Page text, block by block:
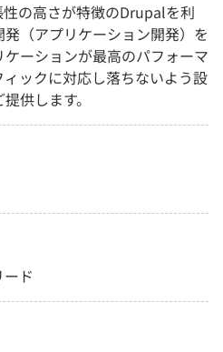
の高さが特徴のDrupalを利
（アプリケーション開発）を
ーションが最高のパフォーマ
ックに対応し落ちないよう設
供します。
ド